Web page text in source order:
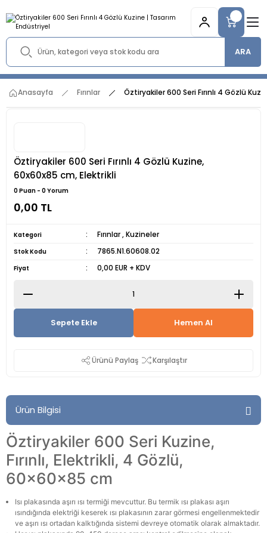
ARA
Anasayfa Fırınlar Öztiryakiler 600 Seri Fırınlı 4 Gözlü
Öztiryakiler 600 Seri Fırınlı 4 Gözlü Kuzine,
60x60x85 cm, Elektrikli
0 Puan - 0 Yorum
0,00 TL
Kategori Fırınlar ,Kuzineler
Stok Kodu 7865.N1.60608.02
Fiyat 0,00 EUR + KDV
Sepete Ekle Hemen Al
Ürünü Paylaş Karşılaştır
Ürün Bilgisi
Öztiryakiler 600 Seri Kuzine,
Fırınlı, Elektrikli, 4 Gözlü,
60x60x85 cm
Isı plakasında aşırı ısı termiği mevcuttur. Bu termik ısı plakası aşırı
ısındığında elektriği keserek ısı plakasının zarar görmesi engellenmektedir
ve aşırı ısı ortadan kalktığında sistemi devreye otomatik olarak almaktadır.